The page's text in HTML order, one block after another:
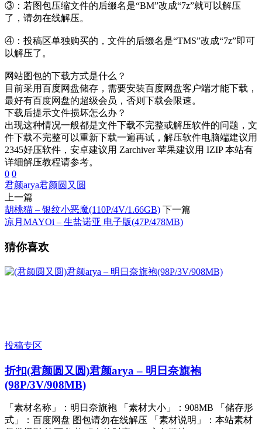
③：若图包压缩文件的后缀名是“BM”改成“7z”就可以解压
了，请勿在线解压。
④：投稿区单独购买的，文件的后缀名是“TMS”改成“7z”即可
以解压了。
网站图包的下载方式是什么？
目前采用百度网盘储存，需要安装百度网盘客户端才能下载，
最好有百度网盘的超级会员，否则下载会限速。
下载后提示文件损坏怎么办？
出现这种情况一般都是文件下载不完整或解压软件的问题，文
件下载不完整可以重新下载一遍再试，解压软件电脑端建议用
2345好压软件，安卓建议用 Zarchiver 苹果建议用 IZIP 本站有
详细解压教程请参考。
0 0
君颜arya君颜圆又圆
上一篇
胡桃猫 – 银纹小恶魔(110P/4V/1.66GB) 下一篇
凉月MAYOi – 生盐诺亚 电子版(47P/478MB)
猜你喜欢
投稿专区
折扣(君颜圆又圆)君颜arya – 明日奈旗袍
(98P/3V/908MB)
「素材名称」：明日奈旗袍 「素材大小」：908MB 「储存形
式」：百度网盘 图包请勿在线解压 「素材说明」：本站素材